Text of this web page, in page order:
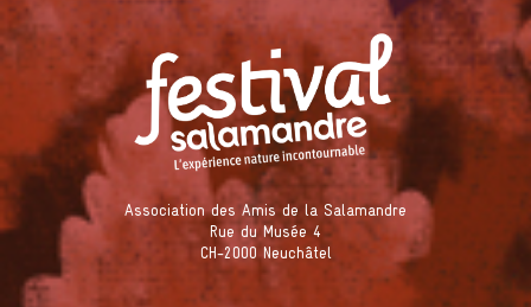
Association des Amis de la Salamandre
Rue du Musée 4
CH-2000 Neuchâtel